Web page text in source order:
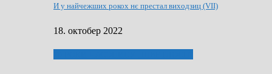
И у найчежших рокох нє престал виходзиц (VII)
18. октобер 2022